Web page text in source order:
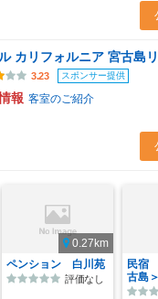
カリフォルニア 宮古島
3.23 スポンサー提供
報 客室のご紹介
0.27km
ペンション 白川苑
評価なし
民宿
古島＞